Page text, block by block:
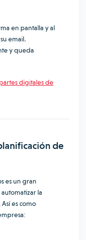
en pantalla y al
email.
y queda
digitales de
de
es un gran
la
es como